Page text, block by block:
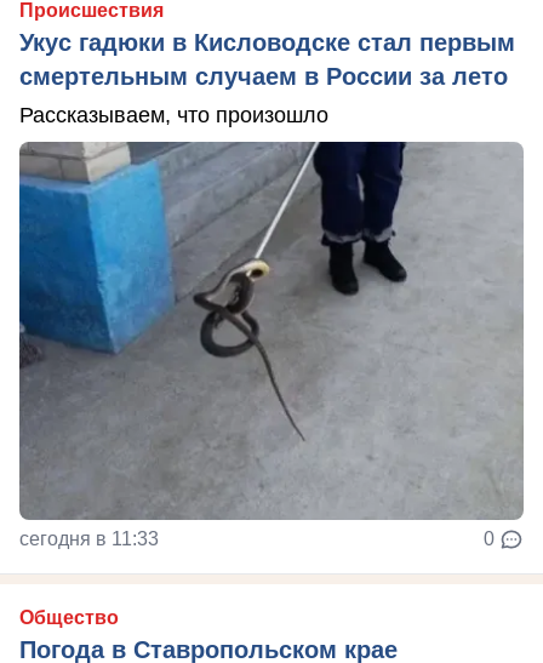
Происшествия
Укус гадюки в Кисловодске стал первым
смертельным случаем в России за лето
Рассказываем, что произошло
сегодня в 11:33 0
Общество
Погода в Ставропольском крае